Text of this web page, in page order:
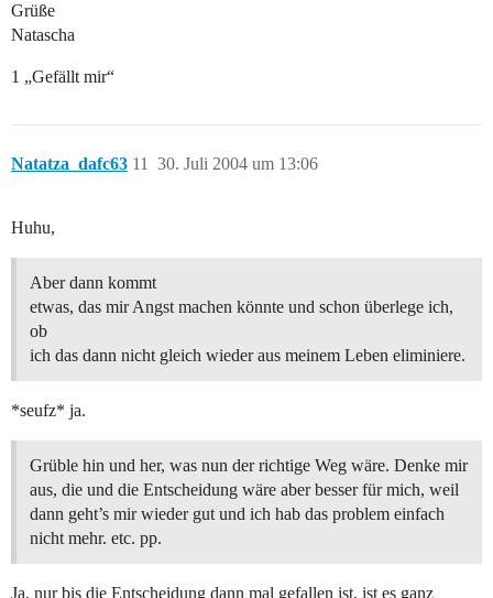
Grüße
Natascha
1 „Gefällt mir“
Natatza_dafc63 30. Juli 2004 um 13:06
11
Huhu,
Aber dann kommt
etwas, das mir Angst machen könnte und schon überlege ich,
ob
ich das dann nicht gleich wieder aus meinem Leben eliminiere.
*seufz* ja.
Grüble hin und her, was nun der richtige Weg wäre. Denke mir
aus, die und die Entscheidung wäre aber besser für mich, weil
dann geht’s mir wieder gut und ich hab das problem einfach
nicht mehr. etc. pp.
Ja, nur bis die Entscheidung dann mal gefallen ist, ist es ganz